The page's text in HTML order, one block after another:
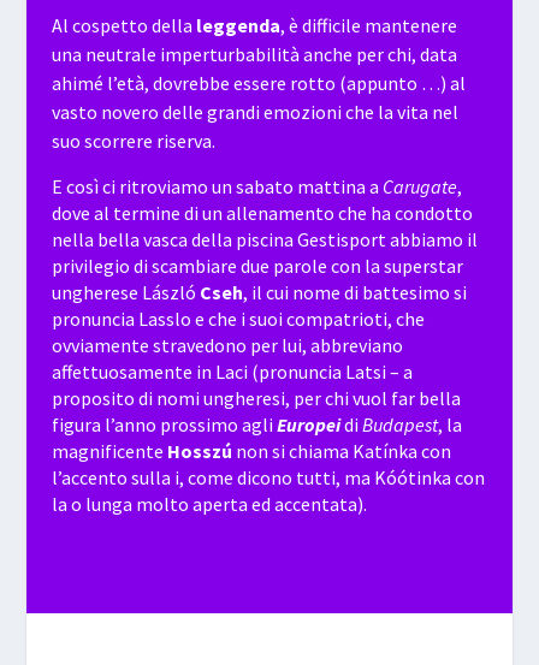
Al cospetto della leggenda, è difficile mantenere
una neutrale imperturbabilità anche per chi, data
ahimé l’età, dovrebbe essere rotto (appunto …) al
vasto novero delle grandi emozioni che la vita nel
suo scorrere riserva.
E così ci ritroviamo un sabato mattina a Carugate,
dove al termine di un allenamento che ha condotto
nella bella vasca della piscina Gestisport abbiamo il
privilegio di scambiare due parole con la superstar
ungherese László Cseh, il cui nome di battesimo si
pronuncia Lasslo e che i suoi compatrioti, che
ovviamente stravedono per lui, abbreviano
affettuosamente in Laci (pronuncia Latsi – a
proposito di nomi ungheresi, per chi vuol far bella
figura l’anno prossimo agliEuropeidiBudapest, la
magnificente Hosszú non si chiama Katínka con
l’accento sulla i, come dicono tutti, ma Kóótinka con
la o lunga molto aperta ed accentata).